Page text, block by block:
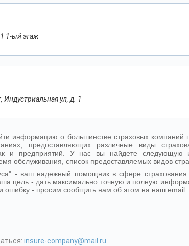
1-ый этаж
Индустриальная ул, д. 1
информацию о большинстве страховых компаний
предоставляющих различные виды
и предприятий. У нас вы найдете следующую
обслуживания, список предоставляемых видов
- ваш надежный помощник в сфере
цель - дать максимально точную и полную
ошибку - просим сообщить нам об этом на наш email.
insure-company@mail.ru